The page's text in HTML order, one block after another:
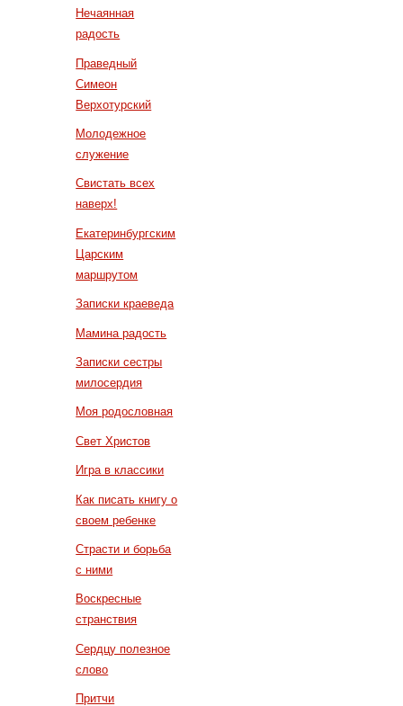
Нечаянная
радость
Праведный
Симеон
Верхотурский
Молодежное
служение
Свистать всех
наверх!
Екатеринбургским
Царским
маршрутом
Записки краеведа
Мамина радость
Записки сестры
милосердия
Моя родословная
Свет Христов
Игра в классики
Как писать книгу о
своем ребенке
Страсти и борьба
с ними
Воскресные
странствия
Сердцу полезное
слово
Притчи